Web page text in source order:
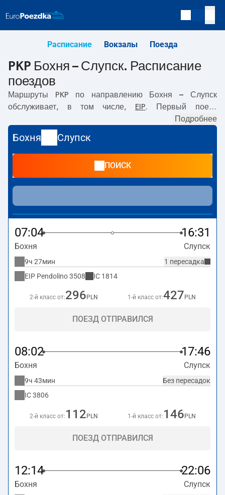
Расписание Вокзалы Поезда
PKP Бохня – Слупск. Расписание
поездов
Маршруты PKP по направлению
Бохня – Слупск
обслуживает, в том числе,
EIP. Первый поезд
с вокзала PKP Бохня по адресу
Księcia Józefa Poniatowskiego 29, Bochnia,
Бохня–Слупсктакже курсируют другие поезда:
предлагают более низкую цену билета и, как правило,
более долгое время в пути. Поезд заканчивает маршрут
на станции Слупск по адресу
Hugona Kollataja 32,
Słupsk
Подробнее
Бохня Слупск
ПОИСК
07:04 16:31
Бохня Слупск
1 пересадка
9ч 27мин
EIP Pendolino3508 IC 1814
2-й класс от:296 PLN 1-й класс от:427 PLN
ПОЕЗД ОТПРАВИЛСЯ
08:02 17:46
Бохня Слупск
Без пересадок
9ч 43мин
IC3806
2-й класс от: 112 PLN 1-й класс от: 146 PLN
ПОЕЗД ОТПРАВИЛСЯ
12:14 22:06
Бохня Слупск